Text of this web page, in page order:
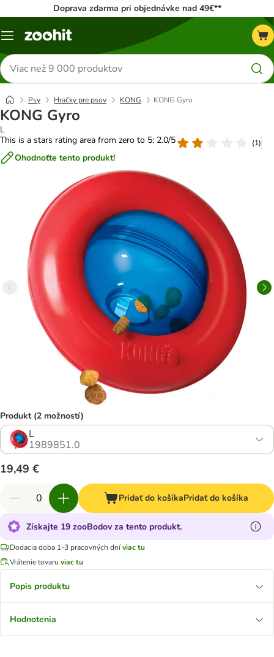
Doprava zdarma pri objednávke nad 49€**
Kategórie
Hľadať
produkty
Psy Hračky pre psov KONG KONG Gyro
KONG Gyro
L
This is a stars rating area from zero to 5: 2.0/5
(1)
Ohodnoťte tento produkt!
Produkt (2 možností)
L
1989851.0
19,49 €
Pridať do košíkaPridať do košíka
Získajte 19 zooBodov za tento produkt.
Dodacia doba 1-3 pracovných dníviac tu
Vrátenie tovaru viac tu
Popis produktu
Hodnotenia